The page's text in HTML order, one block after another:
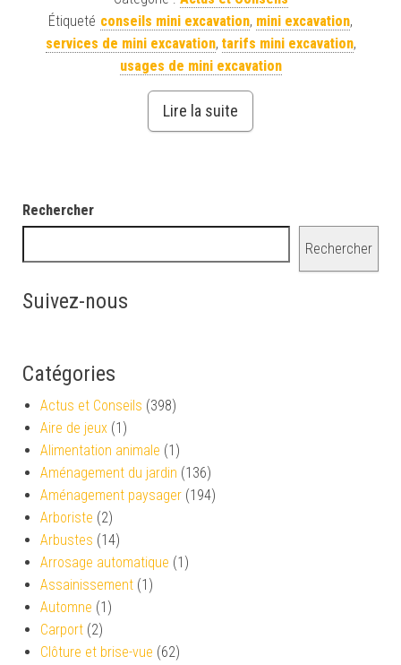
Étiqueté conseils mini excavation, mini excavation,
services de mini excavation, tarifs mini excavation,
usages de mini excavation
Lire la suite
Rechercher
Rechercher
Suivez-nous
Catégories
Actus et Conseils (398)
Aire de jeux (1)
Alimentation animale (1)
Aménagement du jardin (136)
Aménagement paysager (194)
Arboriste (2)
Arbustes (14)
Arrosage automatique (1)
Assainissement (1)
Automne (1)
Carport (2)
Clôture et brise-vue (62)